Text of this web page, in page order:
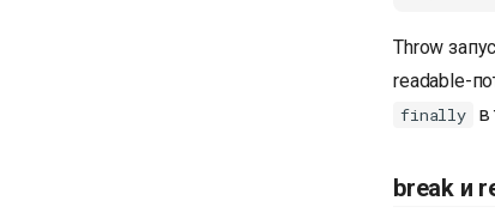
Throw
readable-
finally в
break и